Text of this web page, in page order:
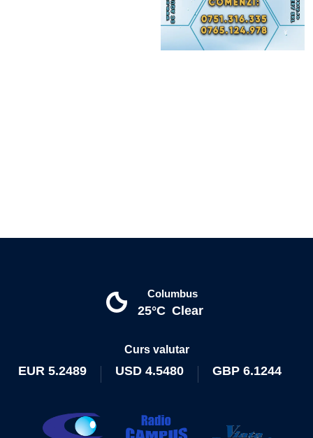
Columbus
25°C Clear
Curs valutar
EUR 5.2489 USD 4.5480 GBP 6.1244